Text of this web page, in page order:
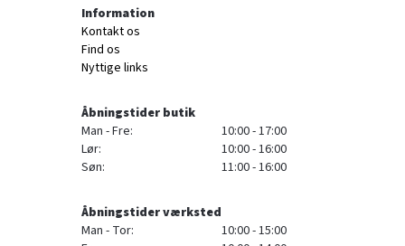
Information
Kontakt os
Find os
Nyttige links
Åbningstider butik
Man - Fre:
10:00 - 17:00
Lør:
10:00 - 16:00
Søn:
11:00 - 16:00
Åbningstider værksted
Man - Tor:
10:00 - 15:00